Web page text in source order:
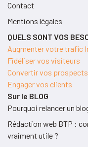
Contact
Mentions légales
QUELS SONT VOS
Augmenter votre trafic
Fidéliser vos visiteurs
Convertir vos prospects
Engager vos clients
Sur le BLOG
Pourquoi relancer un
Rédaction web BTP :
vraiment utile ?